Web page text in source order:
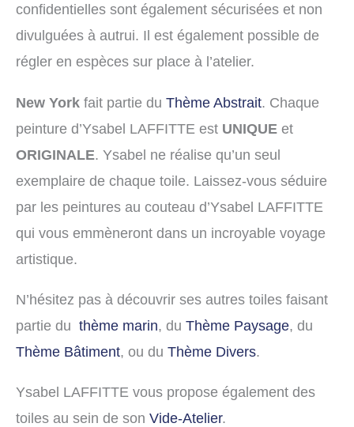
confidentielles sont également sécurisées et non
divulguées à autrui. Il est également possible de
régler en espèces sur place à l’atelier.
New York fait partie du Thème Abstrait. Chaque
peinture d’Ysabel LAFFITTE est UNIQUE et
ORIGINALE. Ysabel ne réalise qu’un seul
exemplaire de chaque toile. Laissez-vous séduire
par les peintures au couteau d’Ysabel LAFFITTE
qui vous emmèneront dans un incroyable voyage
artistique.
N’hésitez pas à découvrir ses autres toiles faisant
partie du thème marin, du Thème Paysage, du
Thème Bâtiment, ou du Thème Divers.
Ysabel LAFFITTE vous propose également des
toiles au sein de son Vide-Atelier.